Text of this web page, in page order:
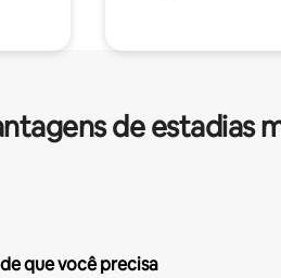
de estadias
que você precisa